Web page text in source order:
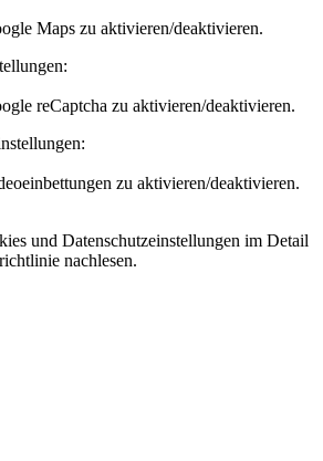
Maps zu aktivieren/deaktivieren.
reCaptcha zu aktivieren/deaktivieren.
zu aktivieren/deaktivieren.
und Datenschutzeinstellungen im Detail
nachlesen.